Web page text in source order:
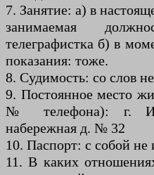
7. Занятие: а) в
занимаемая
телеграфистка б) в
показания: тоже.
8. Судимость: со слов
9. Постоянное место
№ телефона): г.
набережная д. № 32
10. Паспорт: с собой не
11. В каких